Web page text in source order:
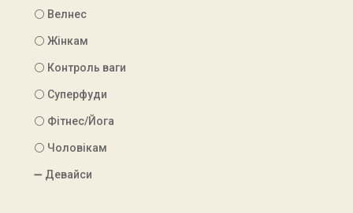
⚪ Велнес
⚪ Жінкам
⚪ Контроль ваги
⚪ Суперфуди
⚪ Фітнес/Йога
⚪ Чоловікам
➖ Девайси